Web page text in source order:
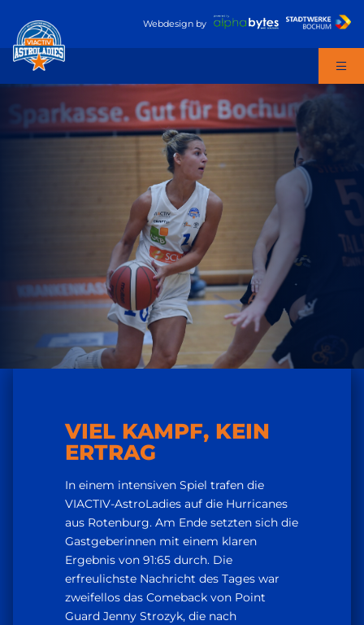
Webdesign by
VIEL KAMPF, KEIN
ERTRAG
In einem intensiven Spiel trafen die
VIACTIV-AstroLadies auf die Hurricanes
aus Rotenburg. Am Ende setzten sich die
Gastgeberinnen mit einem klaren
Ergebnis von 91:65 durch. Die
erfreulichste Nachricht des Tages war
zweifellos das Comeback von Point
Guard Jenny Strozyk, die nach